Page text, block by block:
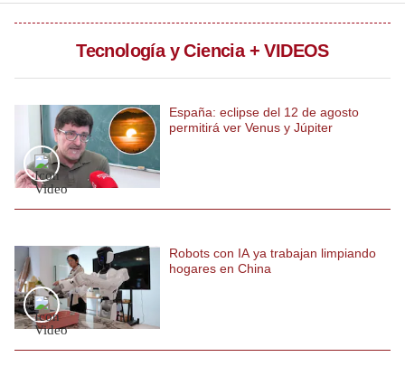
gestion.pe
Términos
Condiciones
Política
De
Cookies
Preguntas
Frecuentes
Tecnología y Ciencia + VIDEOS
España: eclipse del 12 de agosto
permitirá ver Venus y Júpiter
Robots con IA ya trabajan limpiando
hogares en China